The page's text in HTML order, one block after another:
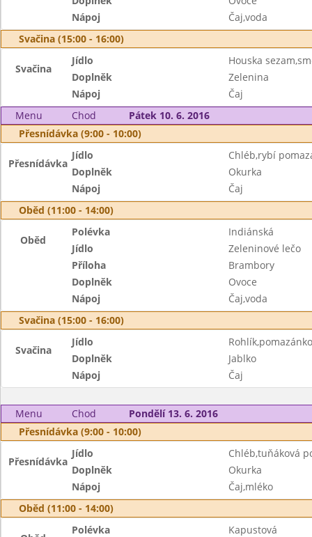
Nápoj
Čaj,voda
Svačina (15:00 - 16:00)
Svačina
Jídlo
Houska
Doplněk
Zelenina
Nápoj
Čaj
Menu
Chod
Pátek 10. 6. 2016
Přesnídávka (9:00 - 10:00)
Přesnídávka
Jídlo
Chléb,rybí
Doplněk
Okurka
Nápoj
Čaj
Oběd (11:00 - 14:00)
Oběd
Polévka
Indiánská
Jídlo
Zeleninové lečo
Příloha
Brambory
Doplněk
Ovoce
Nápoj
Čaj,voda
Svačina (15:00 - 16:00)
Svačina
Jídlo
Doplněk
Jablko
Nápoj
Čaj
Menu Chod
Pondělí 13. 6. 2016
Přesnídávka (9:00 - 10:00)
Přesnídávka
Jídlo
Chléb,tuňáková
Doplněk
Okurka
Nápoj
Čaj,mléko
Oběd (11:00 - 14:00)
Polévka Kapustová